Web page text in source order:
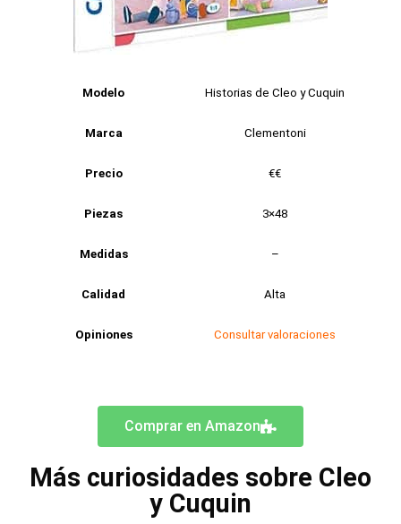
Modelo Historias de Cleo y Cuquin
Marca Clementoni
Precio €€
Piezas 3×48
Medidas –
Calidad Alta
Opiniones Consultar valoraciones
Comprar en Amazon
Más curiosidades sobre Cleo
y Cuquin